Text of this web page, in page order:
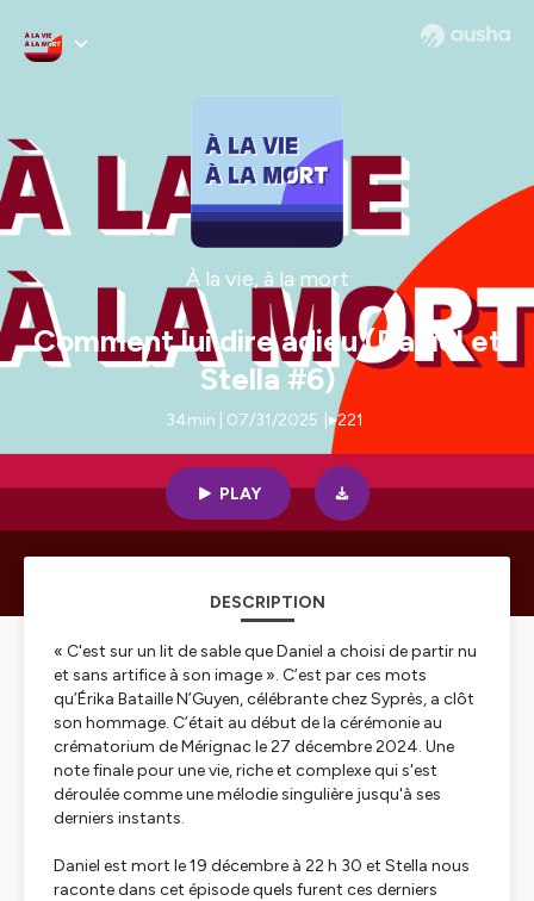
À la vie, à la mort
Comment lui dire adieu (Daniel et
Stella #6)
34min | 07/31/2025 221
PLAY
DESCRIPTION
« C'est sur un lit de sable que Daniel a choisi de partir nu
et sans artifice à son image ». C’est par ces mots
qu’Érika Bataille N’Guyen, célébrante chez Syprès, a clôt
son hommage. C’était au début de la cérémonie au
crématorium de Mérignac le 27 décembre 2024. Une
note finale pour une vie, riche et complexe qui s'est
déroulée comme une mélodie singulière jusqu'à ses
derniers instants.
Daniel est mort le 19 décembre à 22 h 30 et Stella nous
raconte dans cet épisode quels furent ces derniers